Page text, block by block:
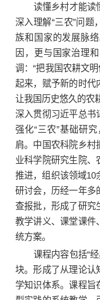
读懂乡村才能读
深入理解“三农”问题
族和国家的发展脉
因，更与国家治理
调：“把我国农耕
起来，赋予新的时代
让我国历史悠久的农
深入贯彻习近平总书
强化“三农”基础研
肩。中国农科院乡村
业科学院研究生院、
推进，组织该领域10
研讨会，历经一年多
查报批，形成了研究
教学讲义、课堂课件
统方案。
课程内容包括“
块。形成了从理论认
学知识体系。课程旨